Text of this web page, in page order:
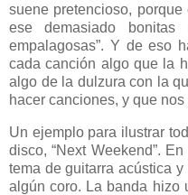
suene pretencioso,
ese demasiado
empalagosas”. Y de eso
cada canción algo que la
algo de la dulzura con la
hacer canciones, y que
Un ejemplo para ilustrar
disco, “Next Weekend”.
tema de guitarra acústica
algún coro. La banda hizo